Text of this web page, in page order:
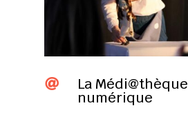
 La Médi@thèque
numérique